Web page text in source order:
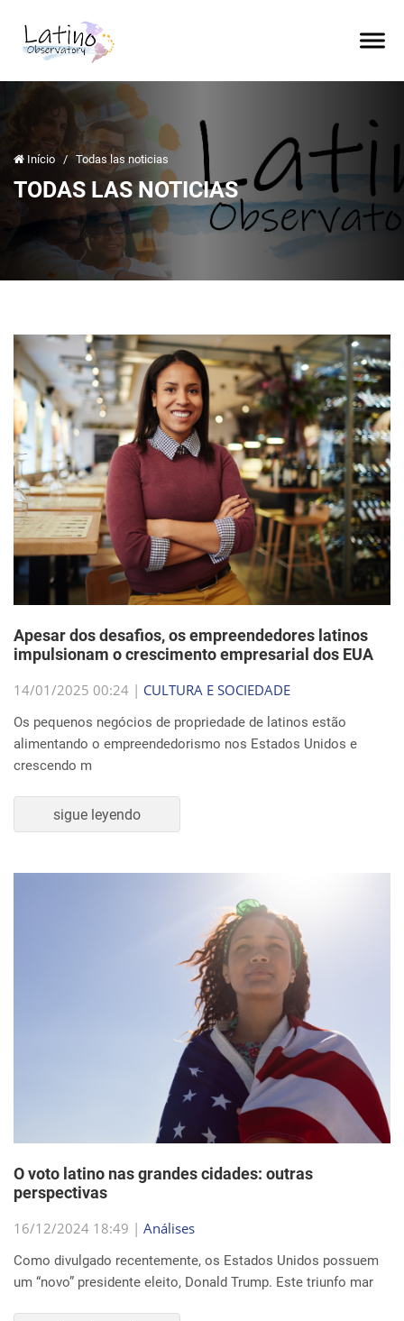
Início / Todas las noticias
TODAS LAS NOTICIAS
Apesar dos desafios, os empreendedores latinos
impulsionam o crescimento empresarial dos EUA
14/01/2025 00:24 | CULTURA E SOCIEDADE
Os pequenos negócios de propriedade de latinos estão
alimentando o empreendedorismo nos Estados Unidos e
crescendo m
sigue leyendo
O voto latino nas grandes cidades: outras
perspectivas
16/12/2024 18:49 | Análises
Como divulgado recentemente, os Estados Unidos possuem
um “novo” presidente eleito, Donald Trump. Este triunfo mar